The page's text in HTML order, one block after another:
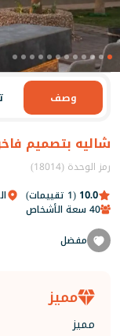
وصف
شاليه بتصميم
رمز الوحدة (18014)
10.0 (1 تقييمات)
40 سعة الأشخاص
مفضل
مميز
مميز